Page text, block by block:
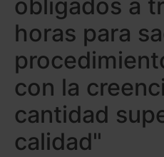
obligados a
horas para
con la
cantidad
calidad"